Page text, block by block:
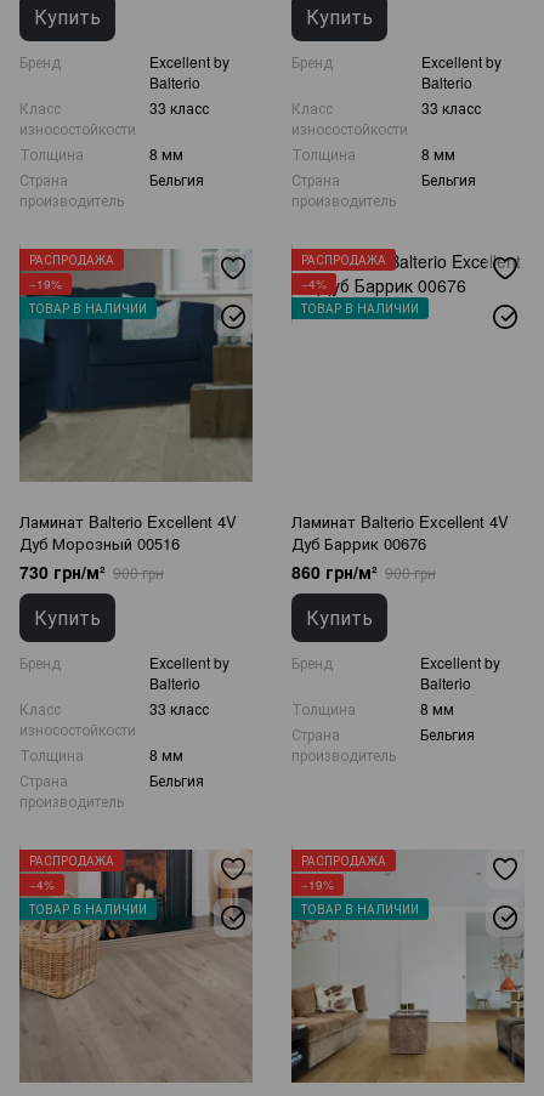
Купить
Бренд
Excellent by
Balterio
Класс
износостойкости
33 класс
Толщина
8 мм
Страна
производитель
Бельгия
Купить
Бренд
Excellent by
Balterio
Класс
износостойкости
33 класс
Толщина
8 мм
Страна
производитель
Бельгия
РАСПРОДАЖА
−19%
ТОВАР В НАЛИЧИИ
Ламинат Balterio Excellent 4V
Дуб Морозный 00516
730 грн/м² 900 грн
Купить
Бренд
Excellent by
Balterio
Класс
износостойкости
33 класс
Толщина
8 мм
Страна
производитель
Бельгия
РАСПРОДАЖА
−4%
ТОВАР В НАЛИЧИИ
Ламинат Balterio Excellent 4V
Дуб Баррик 00676
860 грн/м² 900 грн
Купить
Бренд
Excellent by
Balterio
Толщина
8 мм
Страна
производитель
Бельгия
РАСПРОДАЖА
−4%
ТОВАР В НАЛИЧИИ
РАСПРОДАЖА
−19%
ТОВАР В НАЛИЧИИ